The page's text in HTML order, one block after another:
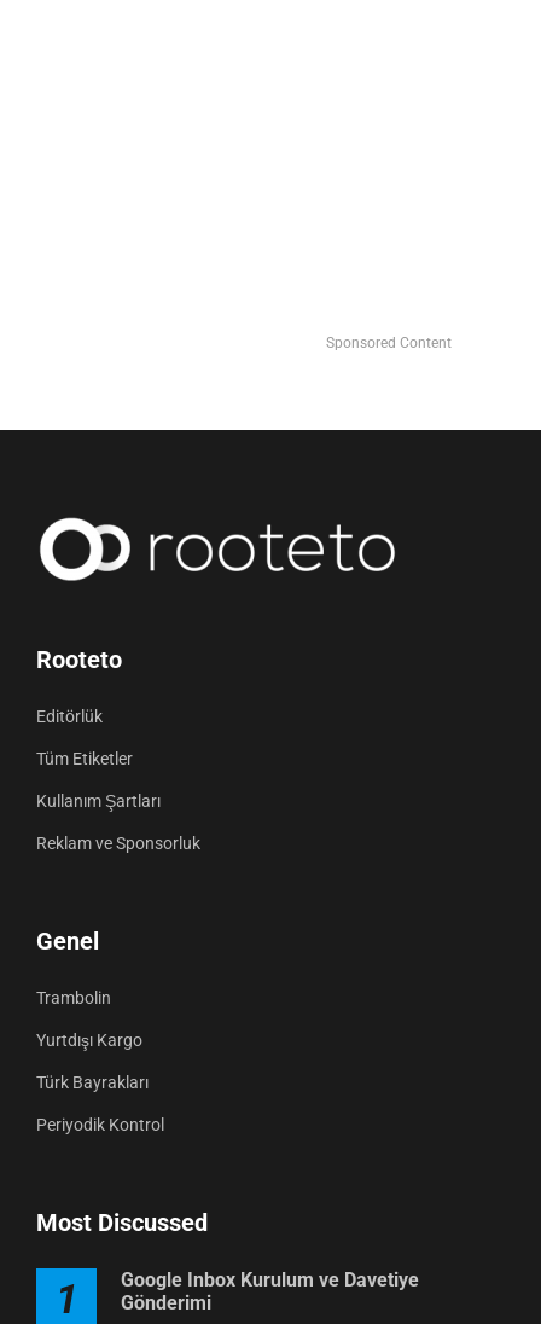
Sponsored Content
Rooteto
Editörlük
Tüm Etiketler
Kullanım Şartları
Reklam ve Sponsorluk
Genel
Trambolin
Yurtdışı Kargo
Türk Bayrakları
Periyodik Kontrol
Most Discussed
1
Google Inbox Kurulum ve Davetiye
Gönderimi